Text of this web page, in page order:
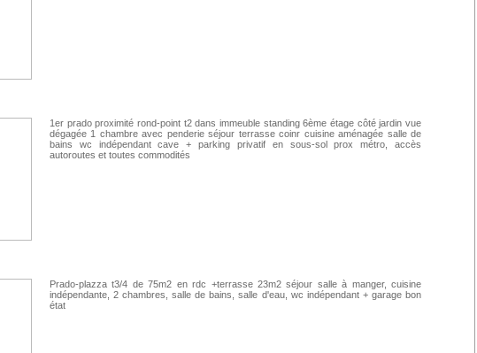
1er prado proximité rond-point t2 dans immeuble standing 6ème étage côté jardin vue
dégagée 1 chambre avec penderie séjour terrasse coinr cuisine aménagée salle de
bains wc indépendant cave + parking privatif en sous-sol prox métro, accès
autoroutes et toutes commodités
Prado-plazza t3/4 de 75m2 en rdc +terrasse 23m2 séjour salle à manger, cuisine
indépendante, 2 chambres, salle de bains, salle d'eau, wc indépendant + garage bon
état